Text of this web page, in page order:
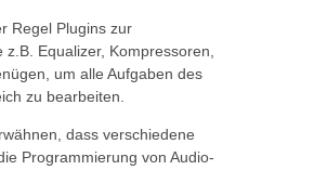
Regel Plugins zur
Equalizer, Kompressoren,
um alle Aufgaben des
zu bearbeiten.
dass verschiedene
Programmierung von Audio-